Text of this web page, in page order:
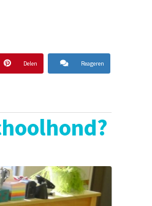
Delen Reageren